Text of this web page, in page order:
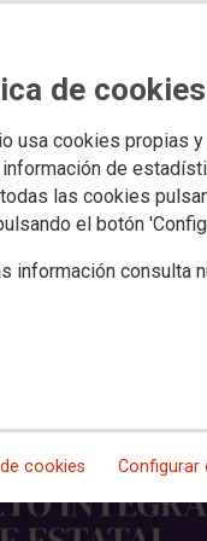
de cookies
usa cookies propias
de
las cookies
el botón
información consulta
cookies Configurar
en
a
do Gabinete de